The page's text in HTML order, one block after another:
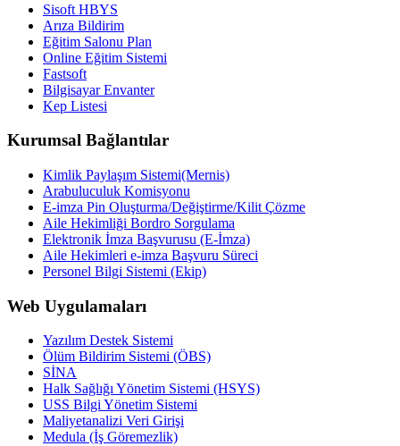
Sisoft HBYS
Arıza Bildirim
Eğitim Salonu Plan
Online Eğitim Sistemi
Fastsoft
Bilgisayar Envanter
Kep Listesi
Kurumsal Bağlantılar
Kimlik Paylaşım Sistemi(Mernis)
Arabuluculuk Komisyonu
E-imza Pin Oluşturma/Değiştirme/Kilit Çözme
Aile Hekimliği Bordro Sorgulama
Elektronik İmza Başvurusu (E-İmza)
Aile Hekimleri e-imza Başvuru Süreci
Personel Bilgi Sistemi (Ekip)
Web Uygulamaları
Yazılım Destek Sistemi
Ölüm Bildirim Sistemi (ÖBS)
SİNA
Halk Sağlığı Yönetim Sistemi (HSYS)
USS Bilgi Yönetim Sistemi
Maliyetanalizi Veri Girişi
Medula (İş Göremezlik)